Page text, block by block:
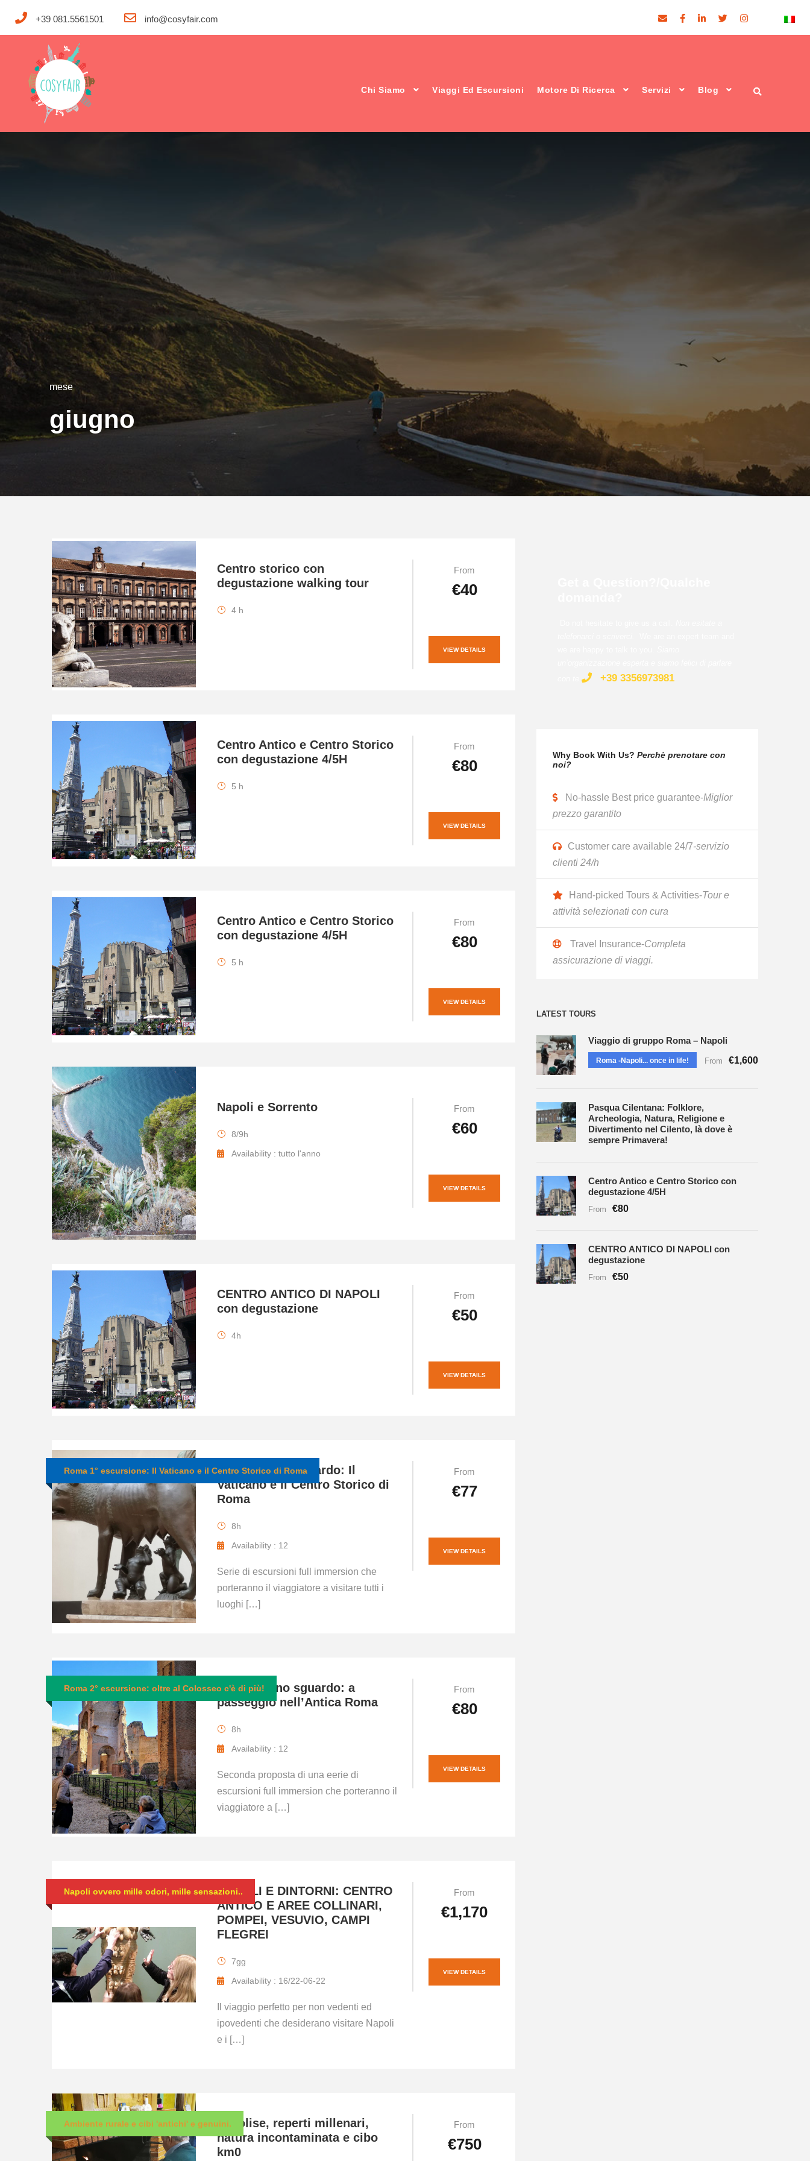
+39 081.5561501 info@cosyfair.com
Chi Siamo Viaggi Ed Escursioni Motore Di Ricerca Servizi Blog
mese
giugno
Centro storico con
degustazione walking tour
4 h
From
€40
VIEW DETAILS
Centro Antico e Centro Storico
con degustazione 4/5H
5 h
From
€80
VIEW DETAILS
Centro Antico e Centro Storico
con degustazione 4/5H
5 h
From
€80
VIEW DETAILS
Napoli e Sorrento
8/9h
Availability : tutto l'anno
From
€60
VIEW DETAILS
CENTRO ANTICO DI NAPOLI
con degustazione
4h
From
€50
VIEW DETAILS
Roma 1° escursione: Il Vaticano e il Centro Storico di Roma
Roma in uno sguardo: Il
Vaticano e il Centro Storico di
Roma
8h
Availability : 12
Serie di escursioni full immersion che
porteranno il viaggiatore a visitare tutti i
luoghi […]
From
€77
VIEW DETAILS
Roma 2° escursione: oltre al Colosseo c'è di più!Roma in uno sguardo: a
passeggio nell’Antica Roma
8h
Availability : 12
Seconda proposta di una eerie di
escursioni full immersion che porteranno il
viaggiatore a […]
From
€80
VIEW DETAILS
Napoli ovvero mille odori, mille sensazioni..NAPOLI E DINTORNI: CENTRO
ANTICO E AREE COLLINARI,
POMPEI, VESUVIO, CAMPI
FLEGREI
7gg
Availability : 16/22-06-22
Il viaggio perfetto per non vedenti ed
ipovedenti che desiderano visitare Napoli
e i […]
From
€1,170
VIEW DETAILS
Ambiente rurale e cibi 'antichi' e genuini.Il Molise, reperti millenari,
natura incontaminata e cibo
km0
From
€750
. +39 3356973981
Why Book With Us?Perchè prenotare con
noi?
No-hassle Best price guarantee-Miglior
prezzo garantito
Customer care available 24/7-servizio
clienti 24/h
Hand-picked Tours & Activities-Tour e
attività selezionati con cura
Travel Insurance-Completa
assicurazione di viaggi.
LATEST TOURS
Viaggio di gruppo Roma – Napoli
Roma -Napoli... once in life! From €1,600
Pasqua Cilentana: Folklore,
Archeologia, Natura, Religione e
Divertimento nel Cilento, là dove è
sempre Primavera!
Centro Antico e Centro Storico con
degustazione 4/5H
From €80
CENTRO ANTICO DI NAPOLI con
degustazione
From €50